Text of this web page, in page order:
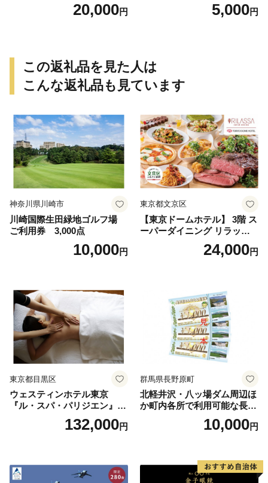
20,000円 5,000円
この返礼品を見た人は
こんな返礼品も見ています
神奈川県川崎市
川崎国際生田緑地ゴルフ場
ご利用券 3,000点
10,000円
東京都文京区
【東京ドームホテル】 3階 ス
ーパーダイニング リラッサ
ランチブッフェ お食事券 大
人1名様分 関東 東京 ご利用
24,000円
東京都目黒区
ウェスティンホテル東京
『ル・スパ・パリジエン』選
べるボディセラピー90分/1名
132,000円
群馬県長野原町
北軽井沢・八ッ場ダム周辺ほ
か町内各所で利用可能な長野
原町ふるさと感謝券（3,000
円分）【トラベル 観光 旅行
10,000円